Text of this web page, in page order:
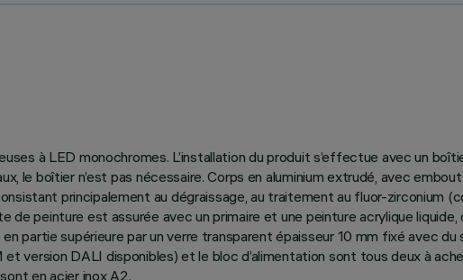
à LED monochromes. L’installation du produit s’effectue avec un
le boîtier n’est pas nécessaire. Corps en aluminium extrudé, avec
principalement au dégraissage, au traitement au fluor-zirconium
peinture est assurée avec un primaire et une peinture acrylique
supérieure par un verre transparent épaisseur 10 mm fixé avec du
DALI disponibles) et le bloc d’alimentation sont tous deux à
en acier inox A2.